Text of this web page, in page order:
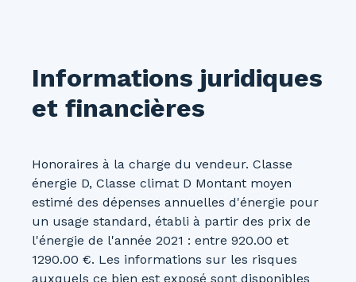
Informations juridiques
et financières
Honoraires à la charge du vendeur. Classe
énergie D, Classe climat D Montant moyen
estimé des dépenses annuelles d'énergie pour
un usage standard, établi à partir des prix de
l'énergie de l'année 2021 : entre 920.00 et
1290.00 €. Les informations sur les risques
auxquels ce bien est exposé sont disponibles